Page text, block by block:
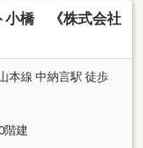
小橋 《株式会社
本線 中納言駅 徒歩
階建